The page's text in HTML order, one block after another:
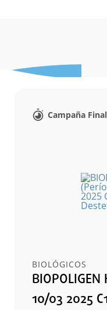
Campaña
BIOLÓGICOS
10/03 2025